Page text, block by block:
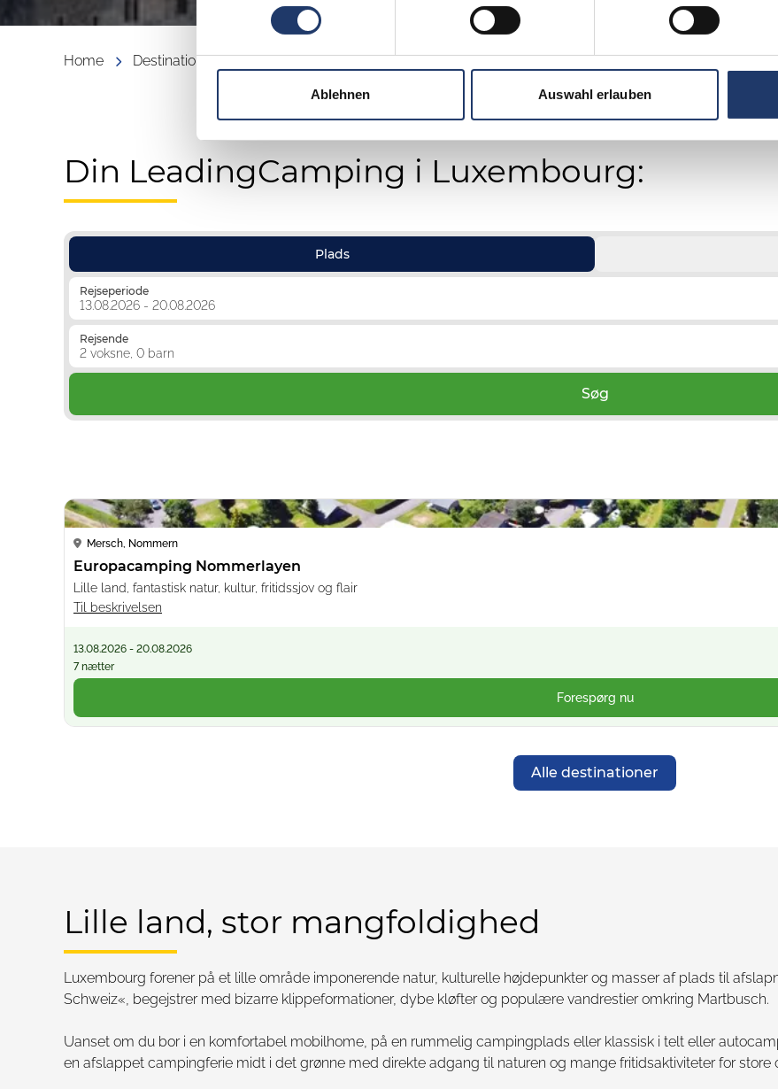
Ablehnen Auswahl erlauben
Home Destinationer Luxembourg
Din LeadingCamping i Luxembourg:
Plads
Rejseperiode
13.08.2026 - 20.08.2026
Rejsende
2 voksne, 0 barn
Søg
Loading...
Mersch, Nommern
Europacamping Nommerlayen
Lille land, fantastisk natur, kultur, fritidssjov og flair
Til beskrivelsen
13.08.2026 - 20.08.2026
7 nætter
Forespørg nu
Alle destinationer
Lille land, stor mangfoldighed
Luxembourg forener på et lille område imponerende natur, kulturelle højdepunkter og masser af plads til
Schweiz«, begejstrer med bizarre klippeformationer, dybe kløfter og populære vandrestier omkring Martbusch.
Uanset om du bor i en komfortabel mobilhome, på en rummelig campingplads eller klassisk i telt eller
en afslappet campingferie midt i det grønne med direkte adgang til naturen og mange fritidsaktiviteter for store